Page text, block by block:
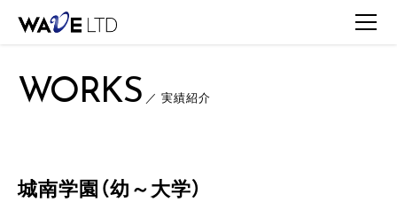
TOP WORKS WORKS一覧
WORKS ／ 実績紹介
城南学園（幼～大学）